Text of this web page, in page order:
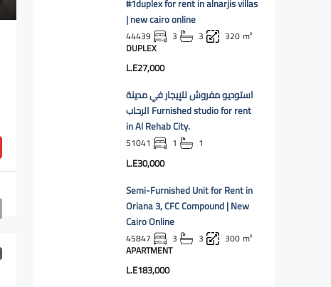
#1duplex for rent in alnarjis villas
| new cairo online
44439 3 3 320m²
DUPLEX
L.E27,000
استوديو مفروش للإيجار في مدينة
الرحاب Furnished studio for rent
in Al Rehab City.
51041 1 1
L.E30,000
Semi-Furnished Unit for Rent in
Oriana 3, CFC Compound | New
Cairo Online
45847 3 3 300m²
APARTMENT
L.E183,000